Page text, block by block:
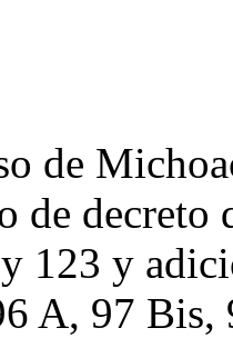
de
de
123 y
A, 97 Bis,